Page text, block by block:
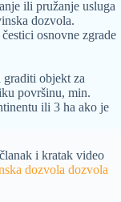
ili pružanje usluga
dozvola.
osnovne zgrade
objekt za
površinu, min.
ili 3 ha ako je
i kratak video
dozvola dozvola